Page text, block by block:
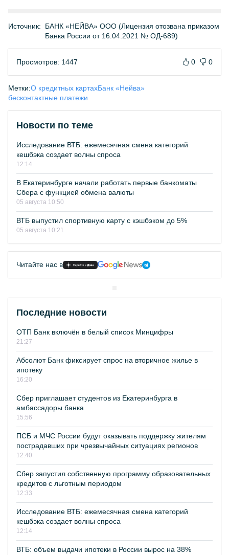
Источник:
БАНК «НЕЙВА» ООО (Лицензия отозвана приказом
Банка России от 16.04.2021 № ОД-689)
Просмотров: 1447 0 0
Метки:О кредитных картахБанк «Нейва»
бесконтактные платежи
Новости по теме
Исследование ВТБ: ежемесячная смена категорий
кешбэка создает волны спроса
12:14
В Екатеринбурге начали работать первые банкоматы
Сбера с функцией обмена валюты
05 августа 10:50
ВТБ выпустил спортивную карту с кэшбэком до 5%
05 августа 10:21
Читайте нас в
Последние новости
ОТП Банк включён в белый список Минцифры
21:27
Абсолют Банк фиксирует спрос на вторичное жилье в
ипотеку
16:20
Сбер приглашает студентов из Екатеринбурга в
амбассадоры банка
15:56
ПСБ и МЧС России будут оказывать поддержку жителям
пострадавших при чрезвычайных ситуациях регионов
12:40
Сбер запустил собственную программу образовательных
кредитов с льготным периодом
12:33
Исследование ВТБ: ежемесячная смена категорий
кешбэка создает волны спроса
12:14
ВТБ: объем выдачи ипотеки в России вырос на 38%